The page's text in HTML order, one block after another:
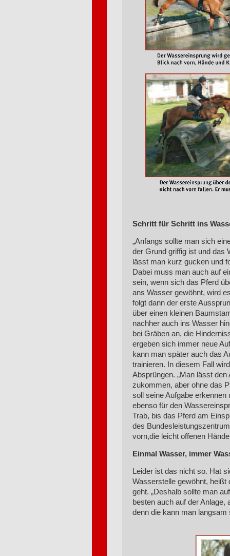
Schritt für Schritt ins
„Anfangs sollte man sich
der Grund griffig ist und das
lässt man kurz gucken und
Dabei muss man auch auf
sein, wenn sich das Pferd
ans Wasser gewöhnt, wird
folgt dann der erste
über einen kleinen
nachher auch ins Wasser
bei Gräben an, die
ergeben sich immer neue
kann man später auch das
trainieren. In diesem Fall
Absprüngen. „Man lässt
zukommen, aber ohne das
soll seine Aufgabe
ebenso für den
Trab, bis das Pferd am
des
vorn,die leicht offenen
Einmal Wasser, immer
Leider ist das nicht so. Hat
Wasserstelle gewöhnt,
geht. „Deshalb sollte man
besten auch auf der Anlage,
denn die kann man